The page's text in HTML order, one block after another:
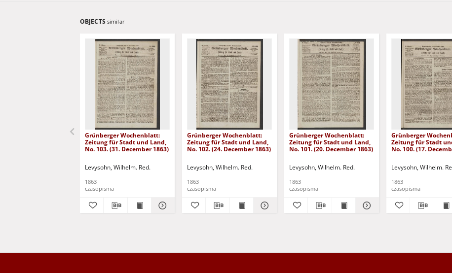
OBJECTS similar
Grünberger Wochenblatt:
Zeitung für Stadt und Land,
No. 103. (31. December 1863)
Levysohn, Wilhelm. Red.
1863
czasopisma
Grünberger Wochenblatt:
Zeitung für Stadt und Land,
No. 102. (24. December 1863)
Levysohn, Wilhelm. Red.
1863
czasopisma
Grünberger Wochenblatt:
Zeitung für Stadt und Land,
No. 101. (20. December 1863)
Levysohn, Wilhelm. Red.
1863
czasopisma
Grünberger
Zeitung für Stadt
No. 100. (17.
Levysohn, Wilhelm.
1863
czasopisma